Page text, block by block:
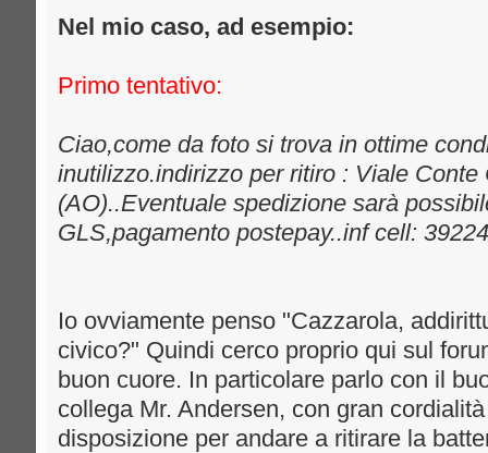
Nel mio caso, ad esempio:
Primo tentativo:
Ciao,come da foto si trova in ottime
inutilizzo.indirizzo per ritiro : Viale Conte
(AO)..Eventuale spedizione sarà
GLS,pagamento postepay..inf cell:
Io ovviamente penso "Cazzarola,
civico?" Quindi cerco proprio qui sul
buon cuore. In particolare parlo con il
collega Mr. Andersen, con gran
disposizione per andare a ritirare la